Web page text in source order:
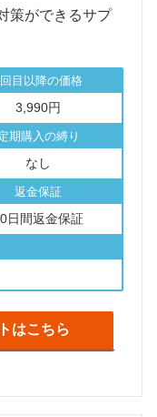
策ができるサプ
目以降の価格
3,990円
期購入の縛り
なし
返金保証
日間返金保証
はこちら